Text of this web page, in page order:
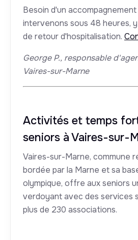
Besoin d'un
intervenons sous 48 heures,
de retour d'hospitalisation.
George P., responsable
Vaires-sur-Marne
Activités et temps
seniors à Vaires-sur-
Vaires-sur-Marne, commune
bordée par la Marne et sa
olympique, offre aux seniors
verdoyant avec des services
plus de 230 associations.